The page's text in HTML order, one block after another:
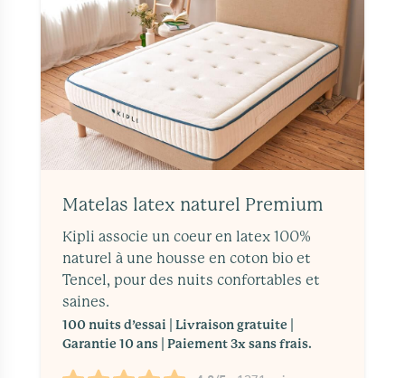
Matelas latex naturel Premium
Kipli associe un coeur en latex 100%
naturel à une housse en coton bio et
Tencel, pour des nuits confortables et
saines.
100 nuits d’essai | Livraison gratuite |
Garantie 10 ans | Paiement 3x sans frais.